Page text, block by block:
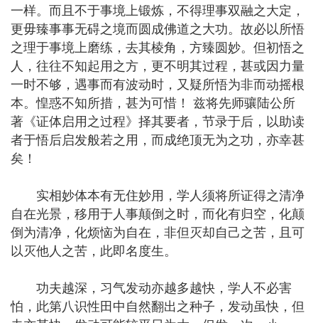
一样。而且不于事境上锻炼，不得理事双融之大定，
更毋臻事事无碍之境而圆成佛道之大功。故必以所悟
之理于事境上磨练，去其棱角，方臻圆妙。但初悟之
人，往往不知起用之方，更不明其过程，甚或因力量
一时不够，遇事而有波动时，又疑所悟为非而动摇根
本。惶惑不知所措，甚为可惜！ 兹将先师骧陆公所
著《证体启用之过程》择其要者，节录于后，以助读
者于悟后启发般若之用，而成绝顶无为之功，亦幸甚
矣！
实相妙体本有无住妙用，学人须将所证得之清净
自在光景，移用于人事颠倒之时，而化有归空，化颠
倒为清净，化烦恼为自在，非但灭却自己之苦，且可
以灭他人之苦，此即名度生。
功夫越深，习气发动亦越多越快，学人不必害
怕，此第八识性田中自然翻出之种子，发动虽快，但